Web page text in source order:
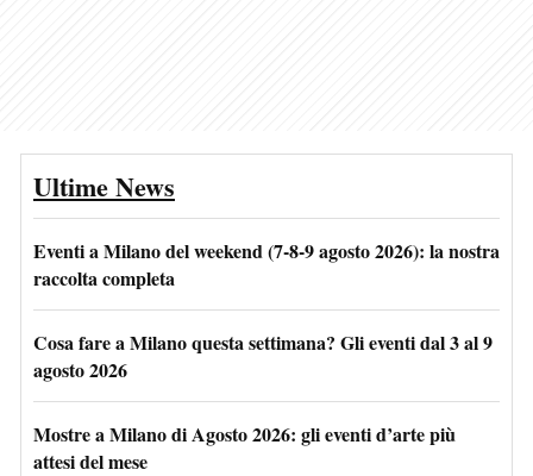
Ultime News
Eventi a Milano del weekend (7-8-9 agosto 2026): la nostra
raccolta completa
Cosa fare a Milano questa settimana? Gli eventi dal 3 al 9
agosto 2026
Mostre a Milano di Agosto 2026: gli eventi d’arte più
attesi del mese